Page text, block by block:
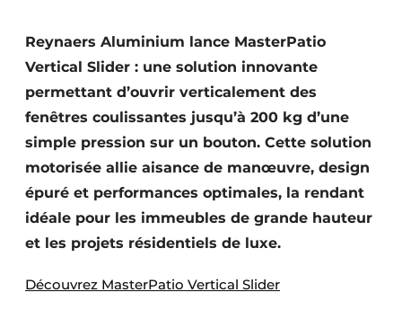
Construction bois
Contrôle d’accès
Éclairage
Façades
Reynaers Aluminium lance MasterPatio
Vertical Slider : une solution innovante
permettant d’ouvrir verticalement des
fenêtres coulissantes jusqu’à 200 kg d’une
simple pression sur un bouton. Cette solution
motorisée allie aisance de manœuvre, design
épuré et performances optimales, la rendant
idéale pour les immeubles de grande hauteur
et les projets résidentiels de luxe.
Découvrez MasterPatio Vertical Slider